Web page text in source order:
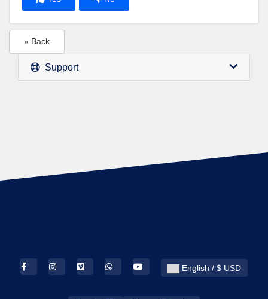
« Back
Support
English / $ USD